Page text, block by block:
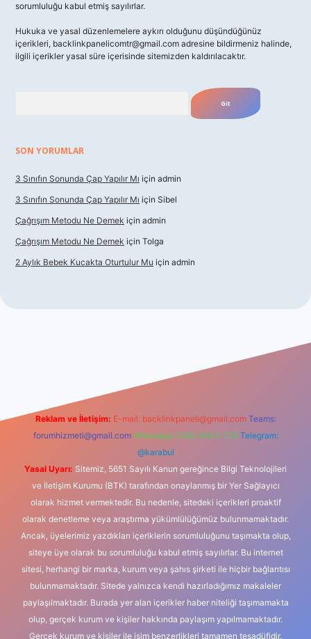
sorumluluğu kabul etmiş sayılırlar.
Hukuka ve yasal düzenlemelere aykırı olduğunu düşündüğünüz
içerikleri, backlinkpanelicomtr@gmail.com adresine bildirmeniz halinde,
ilgili içerikler yasal süre içerisinde sitemizden kaldırılacaktır.
SON YORUMLAR
3 Sınıfın Sonunda Çap Yapılır Mı için admin
3 Sınıfın Sonunda Çap Yapılır Mı için Sibel
Çağrışım Metodu Ne Demek için admin
Çağrışım Metodu Ne Demek için Tolga
2 Aylık Bebek Kucakta Oturtulur Mu için admin
Reklam ve İletişim: E-mail: backlinkpaneli@gmail.com Teams:
forumhizmeti@gmail.com Whatsapp: 0262 606 0 726 Telegram:
@karabul
Yasal Uyarı: Sitemiz, 5651 Sayılı Kanun gereğince Bilgi Teknolojileri
ve İletişim Kurumu (BTK) tarafından onaylanmış bir Yer Sağlayıcı
olarak hizmet vermektedir. Bu nedenle, sitedeki içerikleri proaktif
olarak denetleme veya araştırma yükümlülüğümüz bulunmamaktadır.
Ancak, üyelerimiz yazdıkları içeriklerin sorumluluğunu taşımakta olup,
siteye üye olarak bu sorumluluğu kabul etmiş sayılırlar. Bu internet
sitesi, herhangi bir marka, kurum veya şahıs şirketi ile hiçbir bağlantısı
bulunmamaktadır. Sitede yalnızca kendi hazırladığımız makaleler
paylaşılmaktadır. Burada yer alan içerikler haber niteliği taşımamakta
olup, gerçek kurum ve kişiler hakkında paylaşım yapılmamaktadır.
Gerçek kurum ve kişiler ile isim benzerlikleri tamamen tesadüfidir.